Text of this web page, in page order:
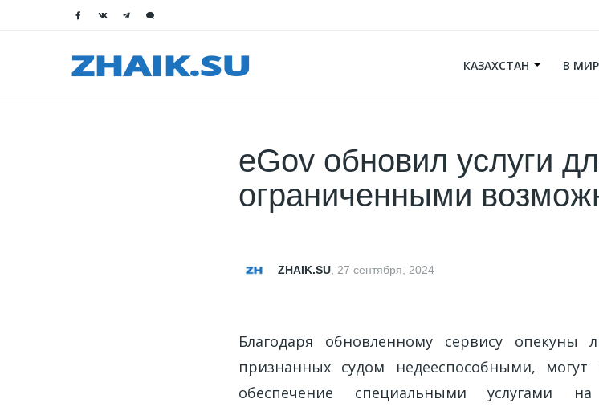
КАЗАХСТАН В
eGov обновил услуги
ограниченными
ZHAIK.SU, 27 сентября, 2024
Благодаря обновленному сервису опекуны
признанных судом недееспособными, могут
обеспечение специальными услугами